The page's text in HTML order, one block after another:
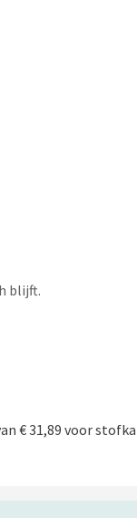
blijft.
€ 31,89 voor